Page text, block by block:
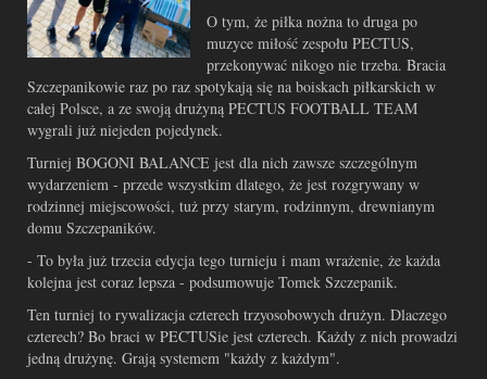
O tym, że piłka nożna to druga po
muzyce miłość zespołu PECTUS,
przekonywać nikogo nie trzeba. Bracia
Szczepanikowie raz po raz spotykają się na boiskach piłkarskich w
całej Polsce, a ze swoją drużyną PECTUS FOOTBALL TEAM
wygrali już niejeden pojedynek.
Turniej BOGONI BALANCE jest dla nich zawsze szczególnym
wydarzeniem - przede wszystkim dlatego, że jest rozgrywany w
rodzinnej miejscowości, tuż przy starym, rodzinnym, drewnianym
domu Szczepaników.
- To była już trzecia edycja tego turnieju i mam wrażenie, że każda
kolejna jest coraz lepsza - podsumowuje Tomek Szczepanik.
Ten turniej to rywalizacja czterech trzyosobowych drużyn. Dlaczego
czterech? Bo braci w PECTUSie jest czterech. Każdy z nich prowadzi
jedną drużynę. Grają systemem "każdy z każdym".